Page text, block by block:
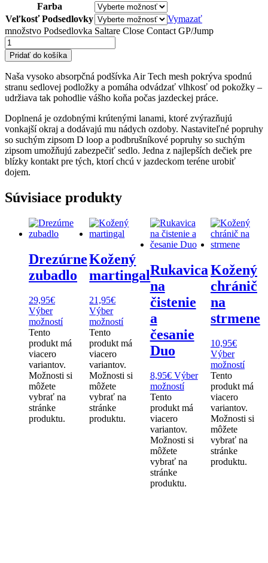
Farba
Veľkosť Podsedlovky
Vymazať
množstvo Podsedlovka Saltare Close Contact GP/Jump
Pridať do košíka
Naša vysoko absorpčná podšívka Air Tech mesh pokrýva spodnú
stranu sedlovej podložky a pomáha odvádzať vlhkosť od pokožky –
udržiava tak pohodlie vášho koňa počas jazdeckej práce.
Doplnená je ozdobnými krútenými lanami, ktoré zvýrazňujú
vonkajší okraj a dodávajú mu nádych ozdoby. Nastaviteľné popruhy
so suchým zipsom D loop a podbrušníkové popruhy so suchým
zipsom umožňujú zabezpečiť sedlo. Jedna z najlepších dečiek pre
blízky kontakt pre tých, ktorí chcú v jazdeckom teréne urobiť
dojem.
Súvisiace produkty
Drezúrne
zubadlo
29,95€
Výber
možností
Tento
produkt má
viacero
variantov.
Možnosti si
môžete
vybrať na
stránke
produktu.
Kožený
martingal
21,95€
Výber
možností
Tento
produkt má
viacero
variantov.
Možnosti si
môžete
vybrať na
stránke
produktu.
Rukavica
na
čistenie
a
česanie
Duo
8,95€ Výber
možností
Tento
produkt má
viacero
variantov.
Možnosti si
môžete
vybrať na
stránke
produktu.
Kožený
chránič
na
strmene
10,95€
Výber
možností
Tento
produkt má
viacero
variantov.
Možnosti si
môžete
vybrať na
stránke
produktu.